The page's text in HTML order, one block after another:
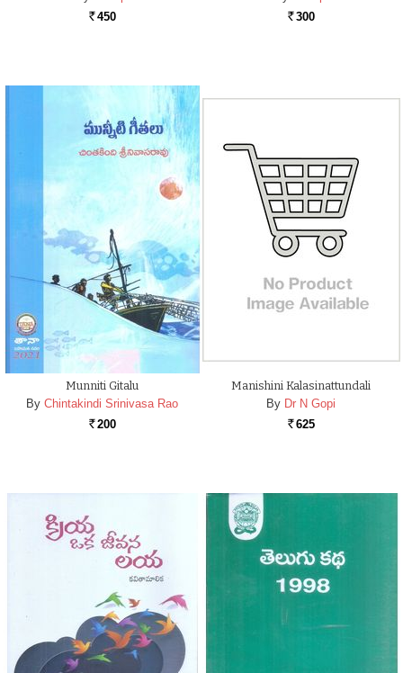
Rs. 450 Rs. 300
Munniti Gitalu
By Chintakindi Srinivasa Rao
Rs. 200
Manishini Kalasinattundali
By Dr N Gopi
Rs. 625